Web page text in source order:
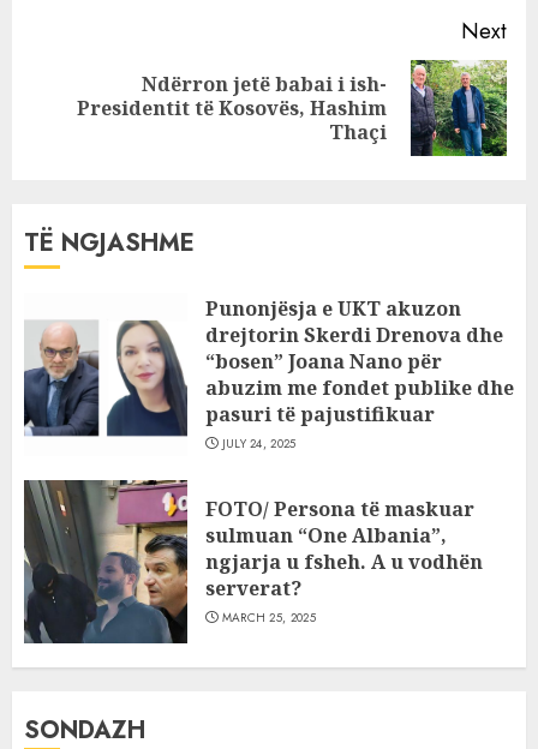
Next
Next
Ndërron jetë babai i ish-
Presidentit të Kosovës, Hashim
Thaçi
TË NGJASHME
Punonjësja e UKT akuzon
drejtorin Skerdi Drenova dhe
“bosen” Joana Nano për
abuzim me fondet publike dhe
pasuri të pajustifikuar
JULY 24, 2025
FOTO/ Persona të maskuar
sulmuan “One Albania”,
ngjarja u fsheh. A u vodhën
serverat?
MARCH 25, 2025
SONDAZH